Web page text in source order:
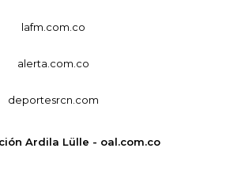
lafm.com.co
alerta.com.co
deportesrcn.com
Ardila Lülle - oal.com.co